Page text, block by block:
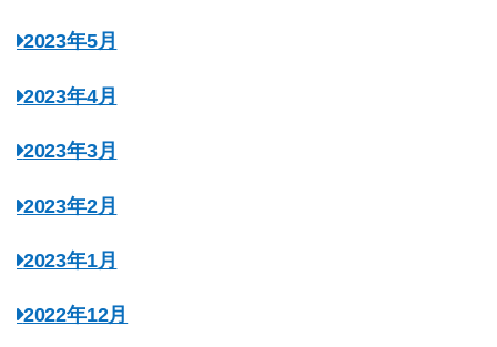
2023年5月
2023年4月
2023年3月
2023年2月
2023年1月
2022年12月